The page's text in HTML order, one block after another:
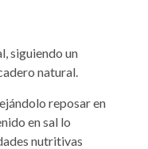
siguiendo un
natural.
reposar en
en sal lo
nutritivas